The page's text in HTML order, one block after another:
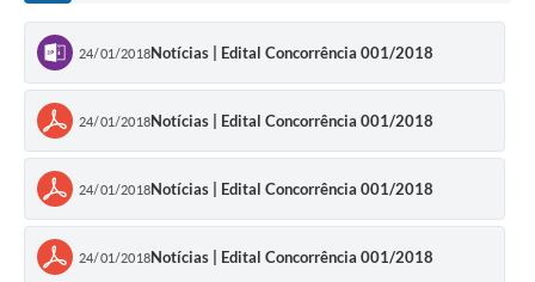
24/01/2018Notícias | Edital Concorrência 001/2018
24/01/2018Notícias | Edital Concorrência 001/2018
24/01/2018Notícias | Edital Concorrência 001/2018
24/01/2018Notícias | Edital Concorrência 001/2018